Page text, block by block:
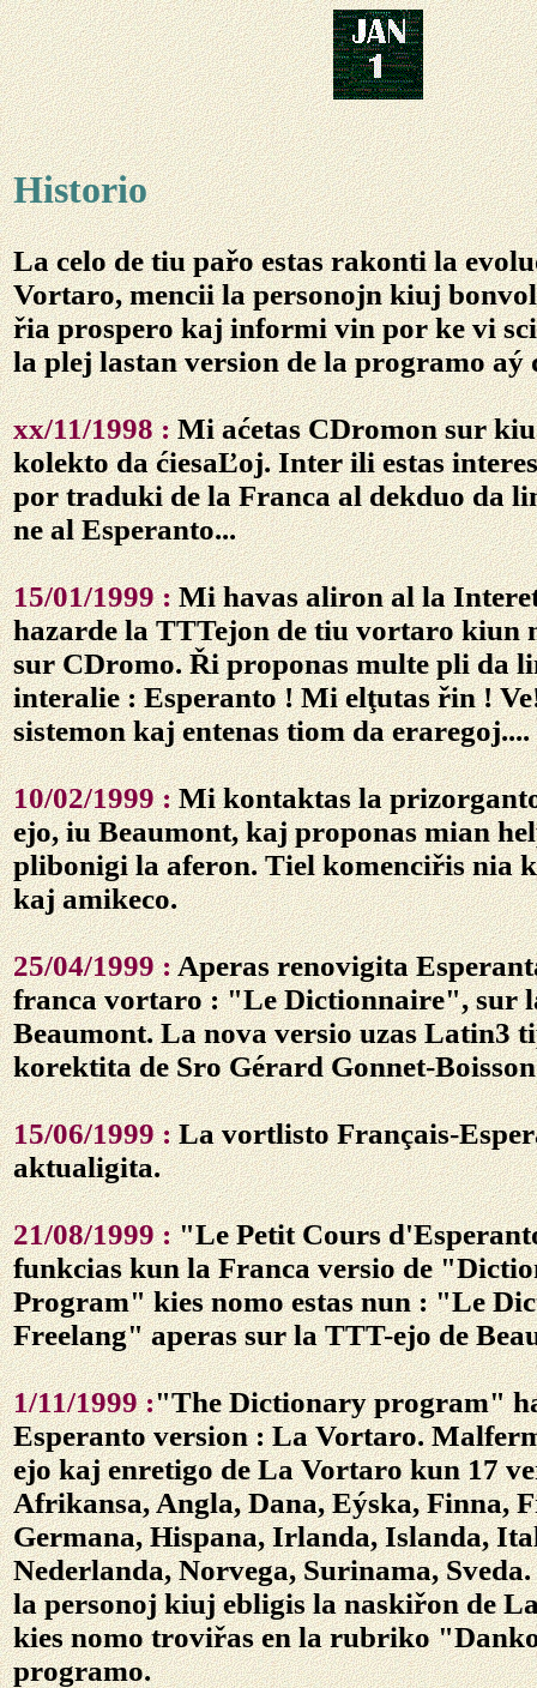
Historio
La celo de tiu pařo estas rakonti la
Vortaro, mencii la personojn kiuj
řia prospero kaj informi vin por ke vi
la plej lastan version de la programo aý
xx/11/1998 :Mi aćetas CDromon sur
kolekto da ćiesaĽoj. Inter ili estas
por traduki de la Franca al dekduo da
ne al Esperanto...
15/01/1999 :Mi havas aliron al la
hazarde la TTTejon de tiu vortaro kiun
sur CDromo. Ři proponas multe pli da
interalie : Esperanto ! Mi elţutas řin !
sistemon kaj entenas tiom da eraregoj....
10/02/1999 :Mi kontaktas la
ejo, iu Beaumont, kaj proponas mian
plibonigi la aferon. Tiel komenciřis nia
kaj amikeco.
25/04/1999 :Aperas renovigita
franca vortaro : "Le Dictionnaire", sur
Beaumont. La nova versio uzas Latin3
korektita de Sro Gérard Gonnet-
15/06/1999 :La vortlisto Français-
aktualigita.
21/08/1999 :"Le Petit Cours
funkcias kun la Franca versio de
Program" kies nomo estas nun : "Le
Freelang" aperas sur la TTT-ejo de
1/11/1999 :"The Dictionary program"
Esperanto version : La Vortaro.
ejo kaj enretigo de La Vortaro kun 17
Afrikansa, Angla, Dana, Eýska, Finna,
Germana, Hispana, Irlanda, Islanda,
Nederlanda, Norvega, Surinama,
la personoj kiuj ebligis la naskiřon de
kies nomo troviřas en la rubriko
programo.